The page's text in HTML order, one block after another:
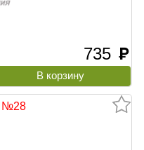
735 руб
№28